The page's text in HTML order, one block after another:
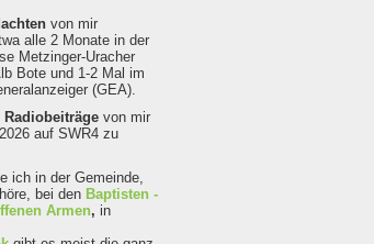
von mir
alle 2 Monate in der
Metzinger-Uracher
Bote und 1-2 Mal im
(GEA).
Radiobeiträge von mir
auf SWR4 zu
ich in der Gemeinde,
bei den Baptisten -
Armen, in